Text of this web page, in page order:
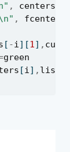
, centers
, fcenters
[ -i][1] ,
green
[i] , list